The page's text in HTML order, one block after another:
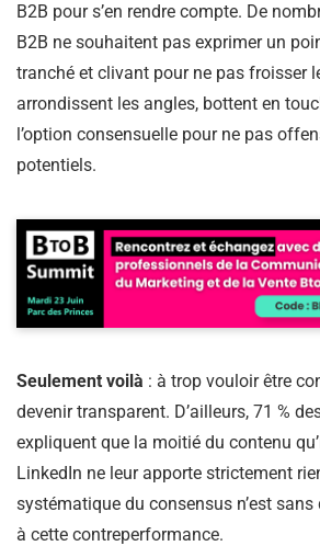
B2B pour s’en rendre compte. De
B2B ne souhaitent pas exprimer un
tranché et clivant pour ne pas froisser
arrondissent les angles, bottent en
l’option consensuelle pour ne pas
potentiels.
Seulement voilà : à trop vouloir être
devenir transparent. D’ailleurs, 71 %
expliquent que la moitié du contenu
LinkedIn ne leur apporte strictement
systématique du consensus n’est
à cette contreperformance.